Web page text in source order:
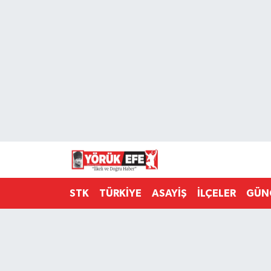
STK TÜRKİYE ASAYİŞ İLÇELER
Süper Lig Puan Durumu ve Fikstür
Tüm Manşetler